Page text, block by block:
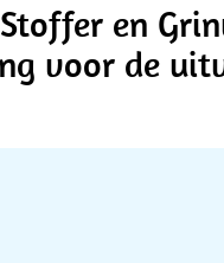
en
voor de